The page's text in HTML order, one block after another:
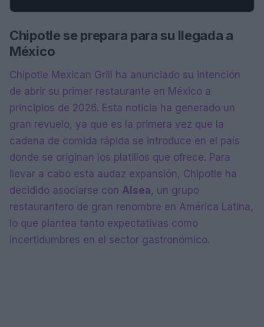
Chipotle se prepara para su llegada a
México
Chipotle Mexican Grill ha anunciado su intención
de abrir su primer restaurante en México a
principios de 2026. Esta noticia ha generado un
gran revuelo, ya que es la primera vez que la
cadena de comida rápida se introduce en el país
donde se originan los platillos que ofrece. Para
llevar a cabo esta audaz expansión, Chipotle ha
decidido asociarse con Alsea, un grupo
restaurantero de gran renombre en América Latina,
lo que plantea tanto expectativas como
incertidumbres en el sector gastronómico.